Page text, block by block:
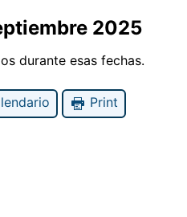
2025
durante esas fechas.
Print